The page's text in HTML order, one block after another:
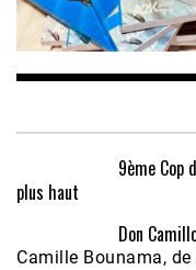
9ème Cop
plus haut
Don
Camille Bounama, de